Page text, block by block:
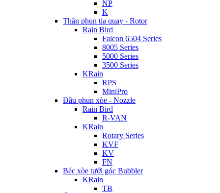
NP
K
Thân phun tia quay - Rotor
Rain Bird
Falcon 6504 Series
8005 Series
5000 Series
3500 Series
KRain
RPS
MiniPro
Đầu phun xòe - Nozzle
Rain Bird
R-VAN
KRain
Rotary Series
KVF
KV
FN
Béc xòe tưới góc Bubbler
KRain
TB